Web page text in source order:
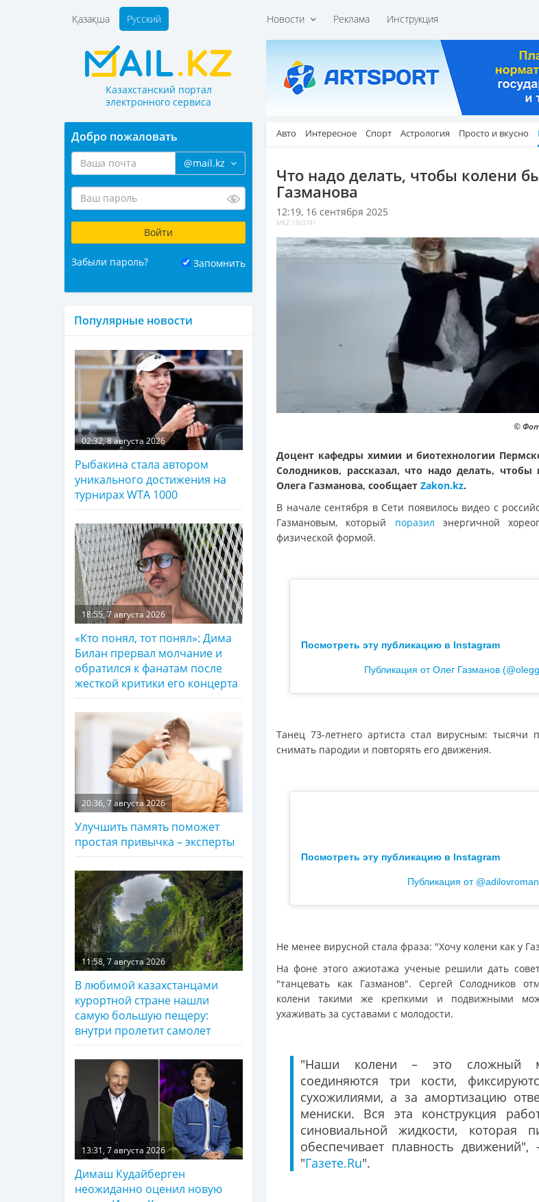
Новости Реклама Инструкция
Қазақша Русский
Казахстанский портал
электронного сервиса
Авто Интересное Спорт Астрология Просто и вкусно
Что надо делать, чтобы колени
Газманова
12:19, 16 сентября 2025
MKZ: 1503741
©
Доцент кафедры химии и биотехнологии
Солодников, рассказал, что надо делать,
Олега Газманова, сообщает Zakon.kz.
В начале сентября в Сети появилось видео с
Газмановым, который поразил энергичной
физической формой.
Посмотреть эту публикацию в Instagram
Публикация от Олег Газманов
Танец 73-летнего артиста стал вирусным: тысячи
снимать пародии и повторять его движения.
Посмотреть эту публикацию в Instagram
Публикация от @adilovroman
Не менее вирусной стала фраза: "Хочу колени как у
На фоне этого ажиотажа ученые решили дать
"танцевать как Газманов". Сергей Солодников
колени такими же крепкими и подвижными
ухаживать за суставами с молодости.
"Наши колени – это сложный
соединяются три кости,
сухожилиями, а за амортизацию
мениски. Вся эта конструкция
синовиальной жидкости, которая
обеспечивает плавность
"Газете.Ru".
Добро пожаловать
@mail.kz
Забыли пароль? Запомнить
Популярные новости
02:32, 8 августа 2026
Рыбакина стала автором
уникального достижения на
турнирах WTA 1000
18:55, 7 августа 2026
«Кто понял, тот понял»: Дима
Билан прервал молчание и
обратился к фанатам после
жесткой критики его концерта
20:36, 7 августа 2026
Улучшить память поможет
простая привычка – эксперты
11:58, 7 августа 2026
В любимой казахстанцами
курортной стране нашли
самую большую пещеру:
внутри пролетит самолет
13:31, 7 августа 2026
Димаш Кудайберген
неожиданно оценил новую